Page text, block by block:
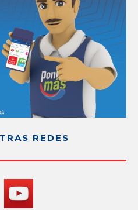
REDES